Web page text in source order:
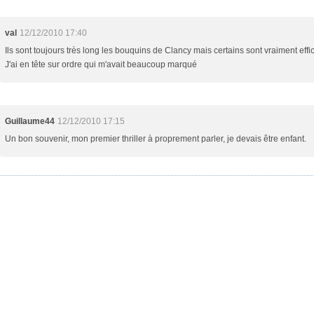
val 12/12/2010 17:40
Ils sont toujours très long les bouquins de Clancy mais certains sont vraiment
J'ai en tête sur ordre qui m'avait beaucoup marqué
Guillaume44 12/12/2010 17:15
Un bon souvenir, mon premier thriller à proprement parler, je devais être enfant.